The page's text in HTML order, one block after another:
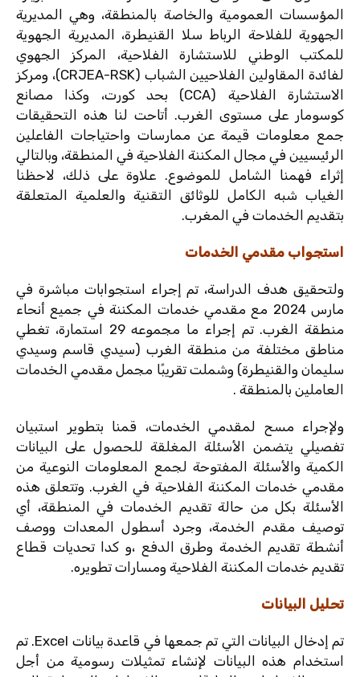
المؤسسات العمومية والخاصة بالمنطقة، وهي المديرية
الجهوية للفلاحة الرباط سلا القنيطرة، المديرية الجهوية
للمكتب الوطني للاستشارة الفلاحية، المركز الجهوي
لفائدة المقاولين الفلاحيين الشباب (CRJEA-RSK)، ومركز
الاستشارة الفلاحية (CCA) بحد كورت، وكذا مصانع
كوسومار على مستوى الغرب. أتاحت لنا هذه التحقيقات
جمع معلومات قيمة عن ممارسات واحتياجات الفاعلين
الرئيسيين في مجال المكننة الفلاحية في المنطقة، وبالتالي
إثراء فهمنا الشامل للموضوع. علاوة على ذلك، لاحظنا
الغياب شبه الكامل للوثائق التقنية والعلمية المتعلقة
بتقديم الخدمات في المغرب.
استجواب مقدمي الخدمات
ولتحقيق هدف الدراسة، تم إجراء استجوابات مباشرة في
مارس 2024 مع مقدمي خدمات المكننة في جميع أنحاء
منطقة الغرب. تم إجراء ما مجموعه 29 استمارة، تغطي
مناطق مختلفة من منطقة الغرب (سيدي قاسم وسيدي
سليمان والقنيطرة) وشملت تقريبًا مجمل مقدمي الخدمات
العاملين بالمنطقة .
ولإجراء مسح لمقدمي الخدمات، قمنا بتطوير استبيان
تفصيلي يتضمن الأسئلة المغلقة للحصول على البيانات
الكمية والأسئلة المفتوحة لجمع المعلومات النوعية من
مقدمي خدمات المكننة الفلاحية في الغرب. وتتعلق هذه
الأسئلة بكل من حالة تقديم الخدمات في المنطقة، أي
توصيف مقدم الخدمة، وجرد أسطول المعدات ووصف
أنشطة تقديم الخدمة وطرق الدفع ،و كدا تحديات قطاع
تقديم خدمات المكننة الفلاحية ومسارات تطويره.
تحليل البيانات
تم إدخال البيانات التي تم جمعها في قاعدة بيانات Excel. تم
استخدام هذه البيانات لإنشاء تمثيلات رسومية من أجل